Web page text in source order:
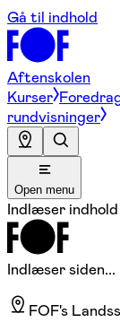
Gå til indhold
Aftenskolen
Kurser
rundvisninger
Open menu
Indlæser indhold
Indlæser siden...
FOF's